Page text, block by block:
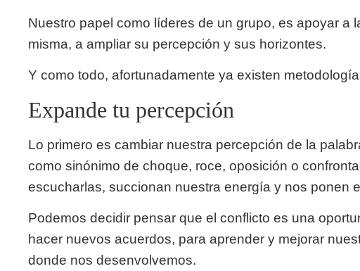
Nuestro papel como líderes de un grupo, es apoyar a
misma, a ampliar su percepción y sus horizontes.
Y como todo, afortunadamente ya existen
Expande tu percepción
Lo primero es cambiar nuestra percepción de la
como sinónimo de choque, roce, oposición o
escucharlas, succionan nuestra energía y nos ponen
Podemos decidir pensar que el conflicto es una
hacer nuevos acuerdos, para aprender y mejorar
donde nos desenvolvemos.